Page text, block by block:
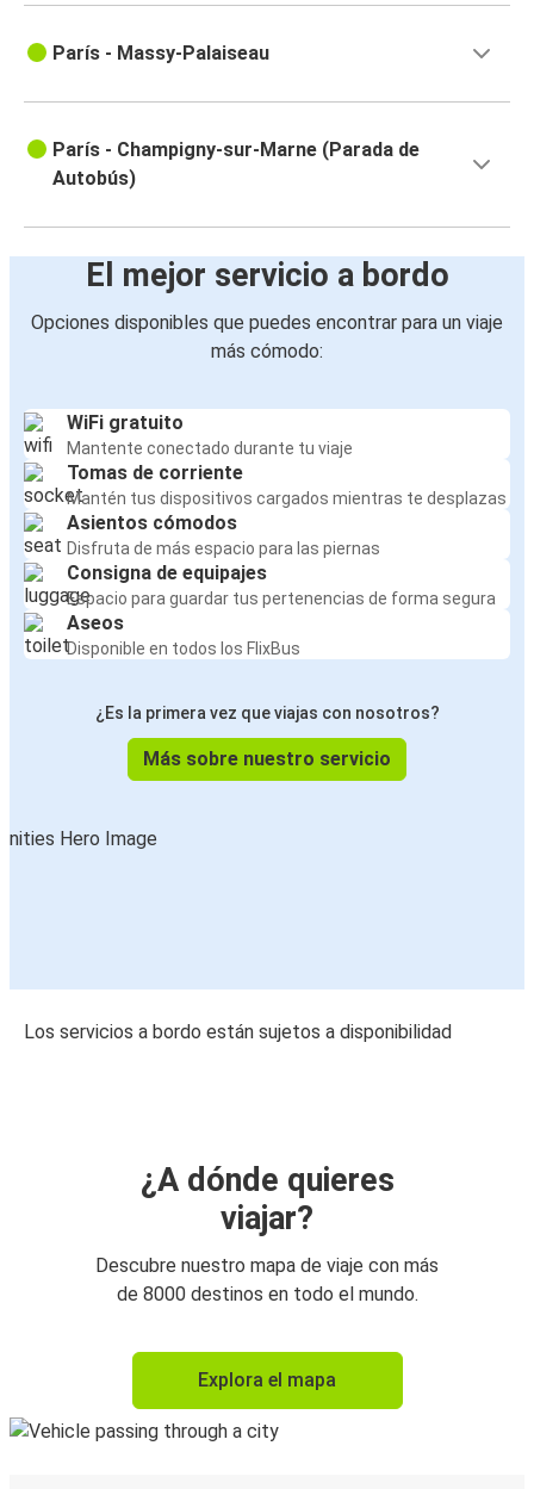
París - Massy-Palaiseau
París - Champigny-sur-Marne (Parada de
Autobús)
El mejor servicio a bordo
Opciones disponibles que puedes encontrar para un viaje
más cómodo:
WiFi gratuito
Mantente conectado durante tu viaje
Tomas de corriente
Mantén tus dispositivos cargados mientras te desplazas
Asientos cómodos
Disfruta de más espacio para las piernas
Consigna de equipajes
Espacio para guardar tus pertenencias de forma segura
Aseos
Disponible en todos los FlixBus
¿Es la primera vez que viajas con nosotros?
Más sobre nuestro servicio
Los servicios a bordo están sujetos a disponibilidad
¿A dónde quieres
viajar?
Descubre nuestro mapa de viaje con más
de 8000 destinos en todo el mundo.
Explora el mapa